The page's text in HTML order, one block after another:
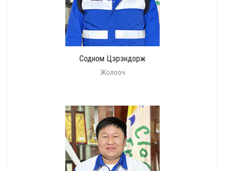
Содном Цэрэндорж
Жолооч